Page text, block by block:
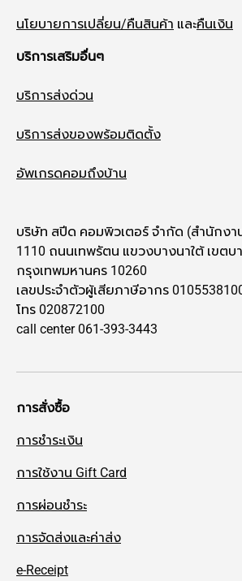
นโยบายการเปลี่ยน/คืนสินค้า และคืนเงิน
บริการเสริมอื่นๆ
บริการส่งด่วน
บริการส่งของพร้อมติดตั้ง
อัพเกรดคอมถึงบ้าน
บริษัท สปีด คอมพิวเตอร์ จำกัด (สำนักง
1110 ถนนเทพรัตน แขวงบางนาใต้ เขตบ
กรุงเทพมหานคร 10260
เลขประจำตัวผู้เสียภาษีอากร
โทร 020872100
call center 061-393-3443
การสั่งซื้อ
การชำระเงิน
การใช้งาน Gift Card
การผ่อนชำระ
การจัดส่งและค่าส่ง
e-Receipt